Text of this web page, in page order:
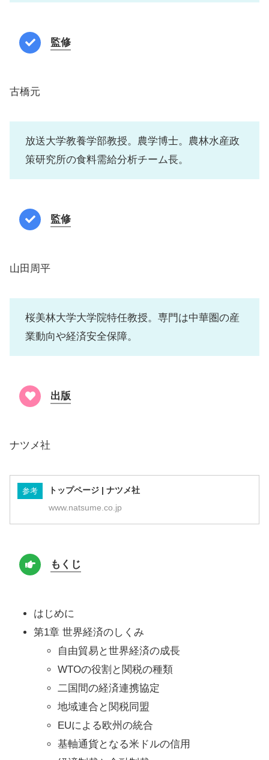
監修
古橋元
放送大学教養学部教授。農学博士。農林水産政
策研究所の食料需給分析チーム長。
監修
山田周平
桜美林大学大学院特任教授。専門は中華圏の産
業動向や経済安全保障。
出版
ナツメ社
参考 トップページ | ナツメ社
www.natsume.co.jp
もくじ
はじめに
第1章 世界経済のしくみ
自由貿易と世界経済の成長
WTOの役割と関税の種類
二国間の経済連携協定
地域連合と関税同盟
EUによる欧州の統合
基軸通貨となる米ドルの信用